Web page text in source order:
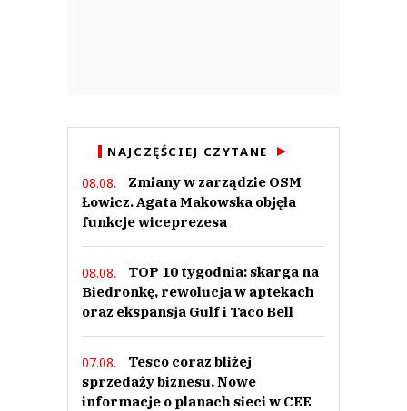
NAJCZĘŚCIEJ CZYTANE
08.08.
Zmiany w zarządzie OSM
Łowicz. Agata Makowska objęła
funkcje wiceprezesa
08.08.
TOP 10 tygodnia: skarga na
Biedronkę, rewolucja w aptekach
oraz ekspansja Gulf i Taco Bell
07.08.
Tesco coraz bliżej
sprzedaży biznesu. Nowe
informacje o planach sieci w CEE